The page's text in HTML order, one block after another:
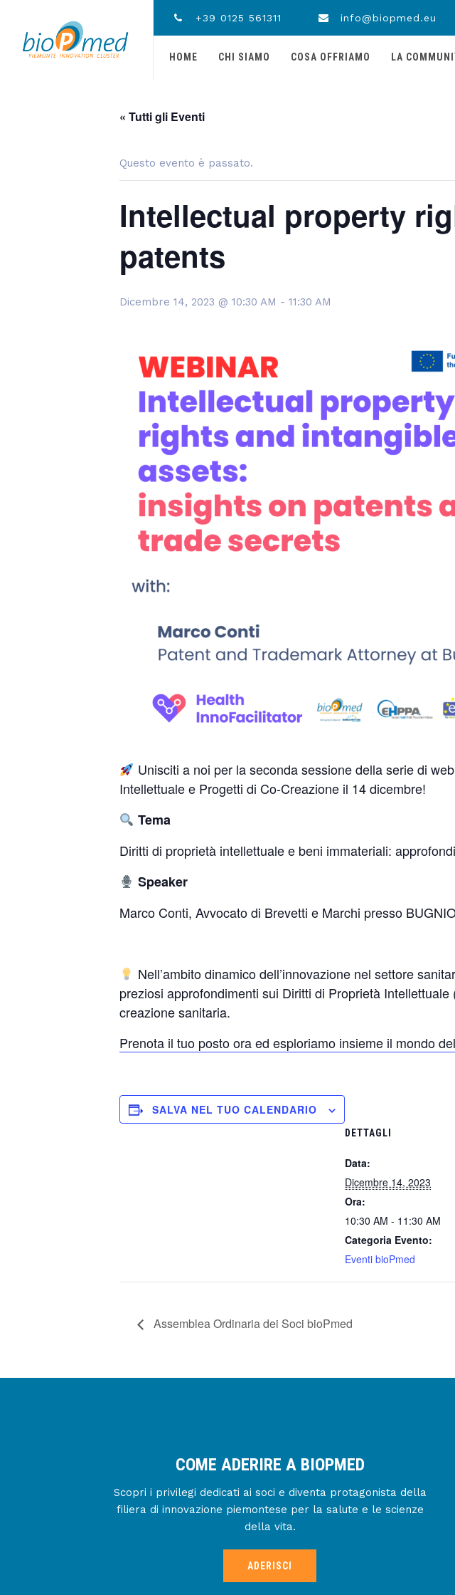
+39 0125 561311 info@biopmed.eu
HOME CHI SIAMO COSA OFFRIAMO LA
« Tutti gli Eventi
Questo evento è passato.
Intellectual property
patents
Dicembre 14, 2023 @ 10:30 AM - 11:30 AM
Unisciti a noi per la seconda sessione della serie di
Intellettuale e Progetti di Co-Creazione il 14 dicembre!
Tema
Diritti di proprietà intellettuale e beni immateriali:
Speaker
Marco Conti, Avvocato di Brevetti e Marchi presso
Nell’ambito dinamico dell’innovazione nel settore
preziosi approfondimenti sui Diritti di Proprietà
creazione sanitaria.
Prenota il tuo posto ora ed esploriamo insieme il mondo
SALVA NEL TUO CALENDARIO
DETTAGLI
Data:
Dicembre 14, 2023
Ora:
10:30 AM - 11:30 AM
Categoria Evento:
Eventi bioPmed
Assemblea Ordinaria dei Soci bioPmed
COME ADERIRE A BIOPMED
Scopri i privilegi dedicati ai soci e diventa protagonista della
filiera di innovazione piemontese per la salute e le scienze
della vita.
ADERISCI